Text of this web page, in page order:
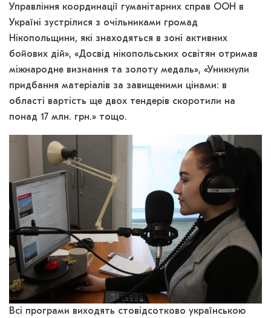
Управління координації гуманітарних справ ООН в
Україні зустрілися з очільниками громад
Нікопольщини, які знаходяться в зоні активних
бойових дій», «Досвід нікопольських освітян отримав
міжнародне визнання та золоту медаль», «Уникнули
придбання матеріалів за завищеними цінами: в
області вартість ще двох тендерів скоротили на
понад 17 млн. грн.» тощо.
Всі програми виходять стовідсотково українською